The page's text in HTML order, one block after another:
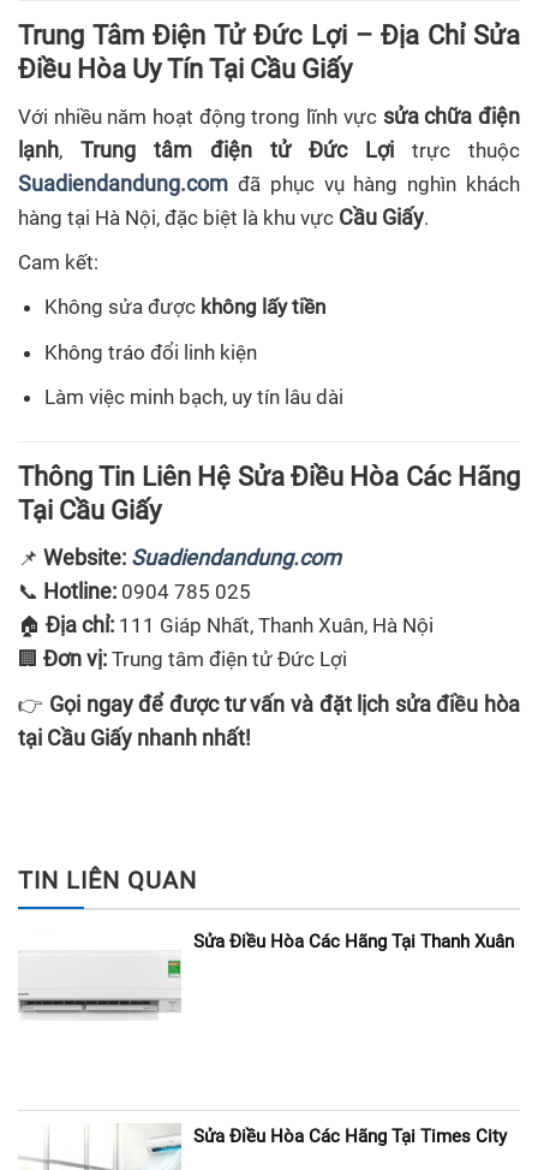
Trung Tâm Điện Tử Đức Lợi – Địa Chỉ Sửa
Điều Hòa Uy Tín Tại Cầu Giấy
Với nhiều năm hoạt động trong lĩnh vực sửa chữa điện
lạnh, Trung tâm điện tử Đức Lợi trực thuộc
Suadiendandung.com đã phục vụ hàng nghìn khách
hàng tại Hà Nội, đặc biệt là khu vực Cầu Giấy.
Cam kết:
Không sửa được không lấy tiền
Không tráo đổi linh kiện
Làm việc minh bạch, uy tín lâu dài
Thông Tin Liên Hệ Sửa Điều Hòa Các Hãng
Tại Cầu Giấy
📌 Website: Suadiendandung.com
📞 Hotline: 0904 785 025
🏠 Địa chỉ: 111 Giáp Nhất, Thanh Xuân, Hà Nội
🏢 Đơn vị: Trung tâm điện tử Đức Lợi
👉 Gọi ngay để được tư vấn và đặt lịch sửa điều hòa
tại Cầu Giấy nhanh nhất!
TIN LIÊN QUAN
Sửa Điều Hòa Các Hãng Tại Thanh Xuân
Sửa Điều Hòa Các Hãng Tại Times City